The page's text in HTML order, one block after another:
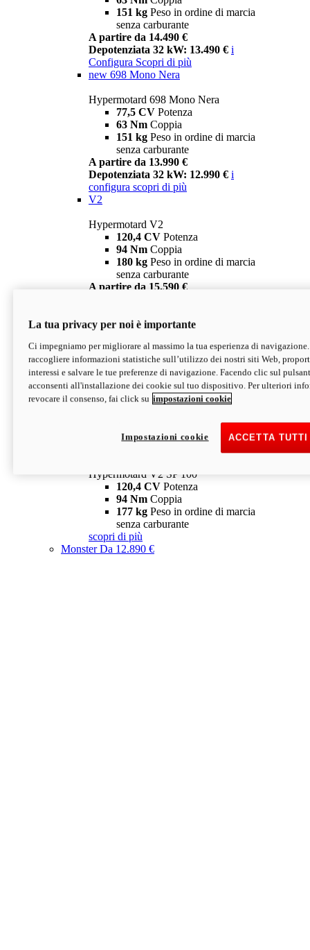
151 kg Peso in ordine di marcia
senza carburante
A partire da 14.490 €
Depotenziata 32 kW: 13.490 € i
Configura Scopri di più
new 698 Mono Nera
Hypermotard 698 Mono Nera
77,5 CV Potenza
63 Nm Coppia
151 kg Peso in ordine di marcia
senza carburante
A partire da 13.990 €
Depotenziata 32 kW: 12.990 € i
configura scopri di più
V2
Hypermotard V2
120,4 CV Potenza
94 Nm Coppia
180 kg Peso in ordine di marcia
senza carburante
A partire da 15.590 €
V2 SP
Hypermotard V2 SP
120,4 CVPotenza
94 NmCoppia
177 kgPeso in ordine di marcia
senza carburante
Depotenziata 35 kW: 18.890 € i
configura scopri di più
Hypermotard V2 SP 100
120,4 CV Potenza
94 Nm Coppia
177 kg Peso in ordine di marcia
senza carburante
scopri di più
MonsterDa 12.890 €
La tua privacy per noi è importante
Ci impegniamo per migliorare al massimo la tua esperienza di
raccogliere informazioni statistiche sull’utilizzo dei nostri siti Web,
interessi e salvare le tue preferenze di navigazione. Facendo clic sul
acconsenti all'installazione dei cookie sul tuo dispositivo. Per ulteriori
revocare il consenso, fai click su impostazioni cookie
ACCETTA
Impostazioni cookie